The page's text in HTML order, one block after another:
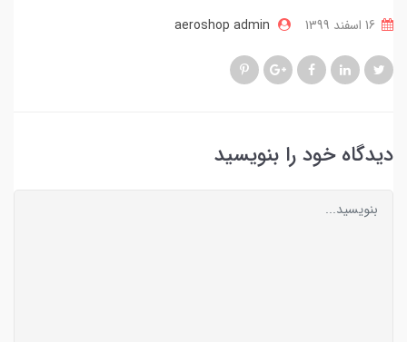
aeroshop admin
دیدگاه خود را بنویسید